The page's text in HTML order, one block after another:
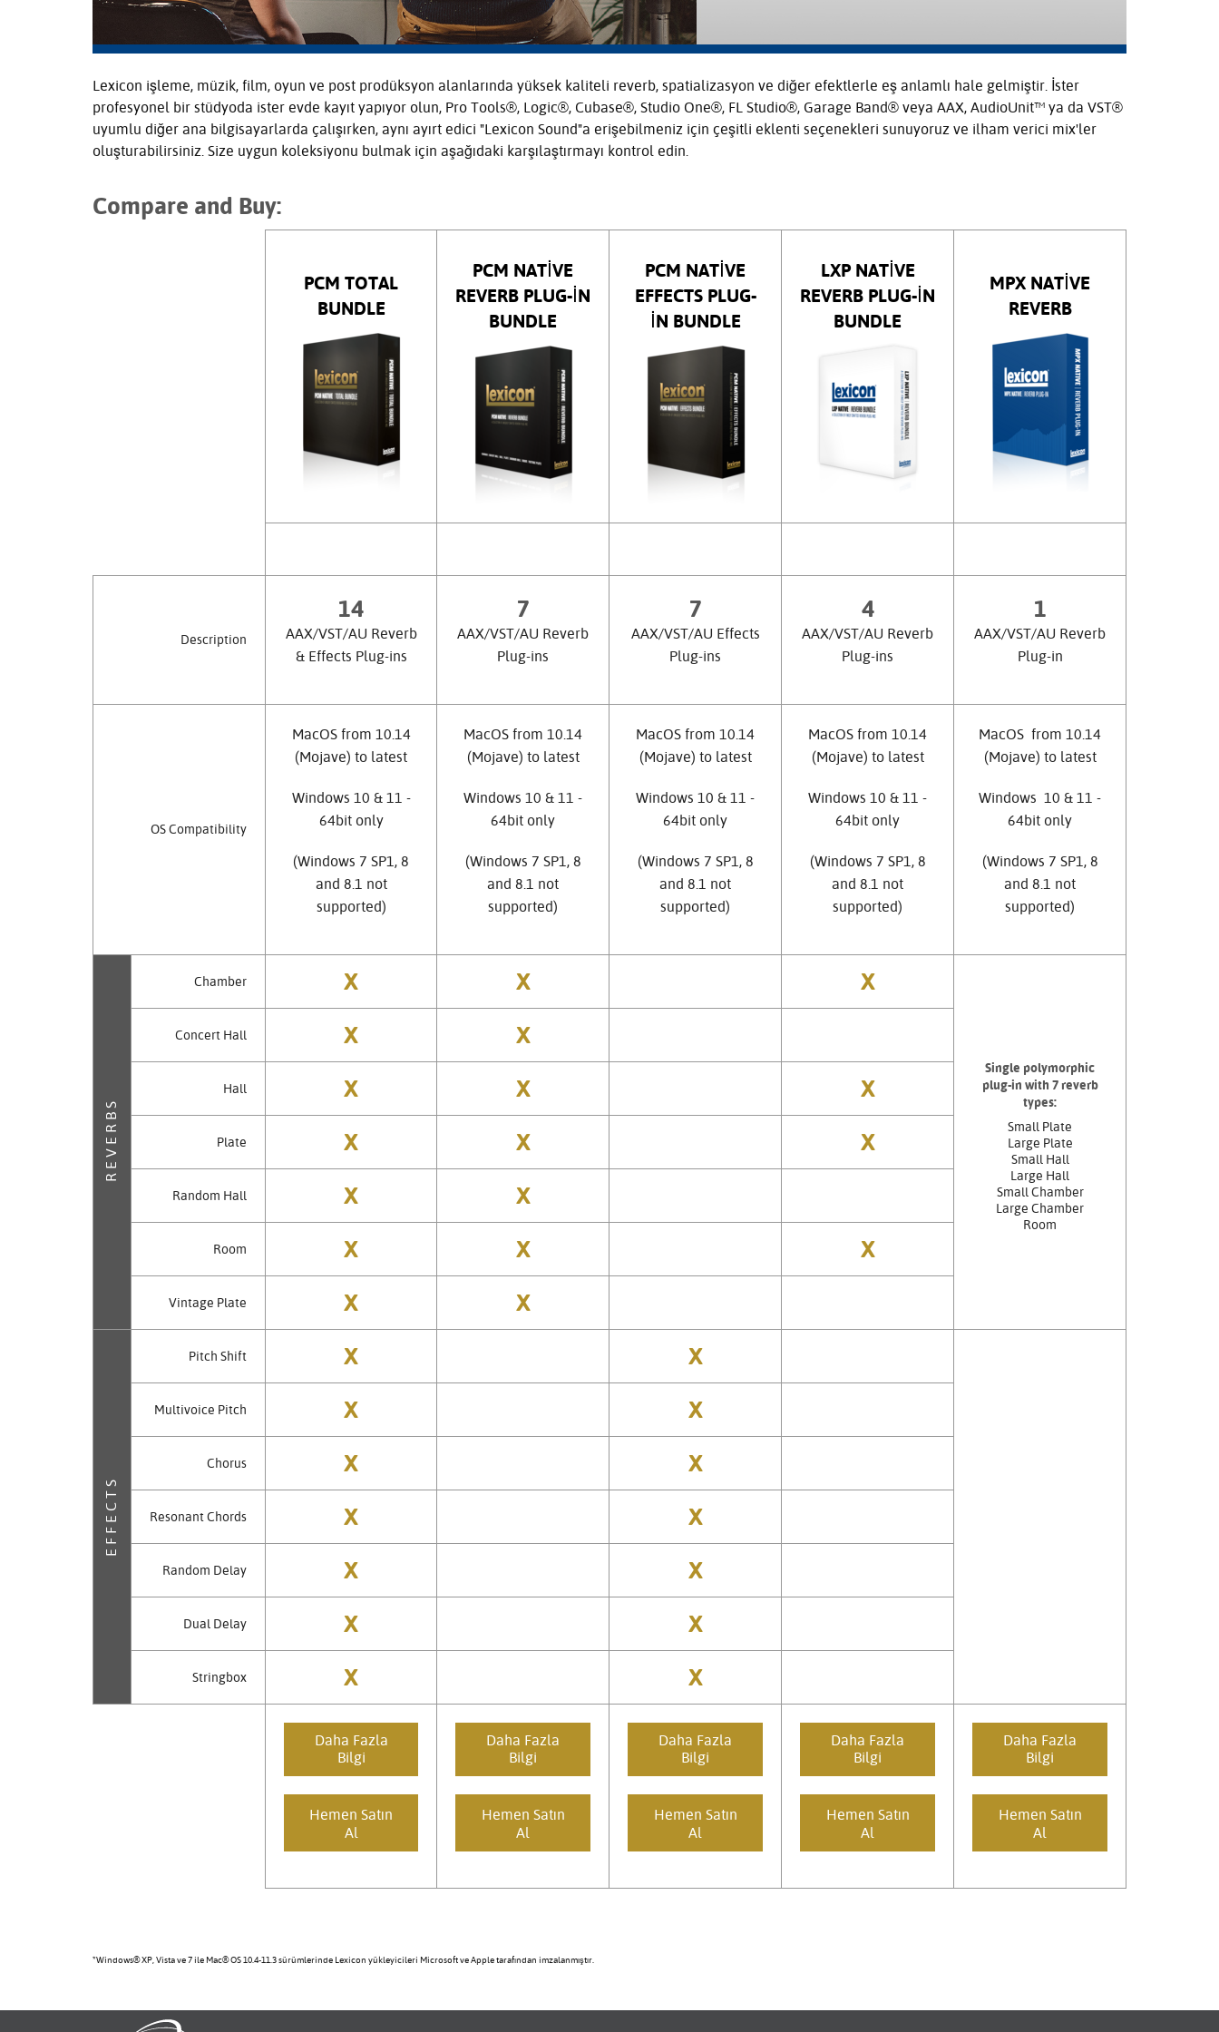
Lexicon işleme, müzik, film, oyun ve post prodüksyon alanlarında yüksek kaliteli reverb, spatializasyon ve diğer efektlerle eş anlamlı hale gelmiştir. İster
profesyonel bir stüdyoda ister evde kayıt yapıyor olun, Pro Tools®, Logic®, Cubase®, Studio One®, FL Studio®, Garage Band® veya AAX, AudioUnit™ ya da VST®
uyumlu diğer ana bilgisayarlarda çalışırken, aynı ayırt edici "Lexicon Sound"a erişebilmeniz için çeşitli eklenti seçenekleri sunuyoruz ve ilham verici mix'ler
oluşturabilirsiniz. Size uygun koleksiyonu bulmak için aşağıdaki karşılaştırmayı kontrol edin.
Compare and Buy:
PCM TOTAL
BUNDLE
PCM NATIVE
REVERB PLUG-IN
BUNDLE
PCM NATIVE
EFFECTS PLUG-
IN BUNDLE
LXP NATIVE
REVERB PLUG-IN
BUNDLE
MPX NATIVE
REVERB
Description
14
AAX/VST/AU Reverb
& Effects Plug-ins
7
AAX/VST/AU Reverb
Plug-ins
7
AAX/VST/AU Effects
Plug-ins
4
AAX/VST/AU Reverb
Plug-ins
1
AAX/VST/AU Reverb
Plug-in
OS Compatibility
MacOS from 10.14
(Mojave) to latest
Windows 10 & 11 -
64bit only
(Windows 7 SP1, 8
and 8.1 not
supported)
MacOS from 10.14
(Mojave) to latest
Windows 10 & 11 -
64bit only
(Windows 7 SP1, 8
and 8.1 not
supported)
MacOS from 10.14
(Mojave) to latest
Windows 10 & 11 -
64bit only
(Windows 7 SP1, 8
and 8.1 not
supported)
MacOS from 10.14
(Mojave) to latest
Windows 10 & 11 -
64bit only
(Windows 7 SP1, 8
and 8.1 not
supported)
MacOS from 10.14
(Mojave) to latest
Windows 10 & 11 -
64bit only
(Windows 7 SP1, 8
and 8.1 not
supported)
REVERBS
Chamber X X X
Single polymorphic
plug-in with 7 reverb
types:
Small Plate
Large Plate
Small Hall
Large Hall
Small Chamber
Large Chamber
Room
Concert Hall X X
Hall X X X
Plate X X X
Random Hall X X
Room X X X
Vintage Plate X X
EFFECTS
Pitch Shift X X
Multivoice Pitch X X
Chorus X X
Resonant Chords X X
Random Delay X X
Dual Delay X X
Stringbox X X
Daha Fazla
Bilgi
Hemen Satın
Al
Daha Fazla
Bilgi
Hemen Satın
Al
Daha Fazla
Bilgi
Hemen Satın
Al
Daha Fazla
Bilgi
Hemen Satın
Al
Daha Fazla
Bilgi
Hemen Satın
Al
*Windows® XP, Vista ve 7 ile Mac® OS 10.4-11.3 sürümlerinde Lexicon yükleyicileri Microsoft ve Apple tarafından imzalanmıştır.